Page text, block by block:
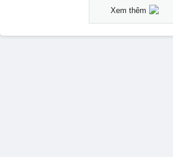
Xem thêm